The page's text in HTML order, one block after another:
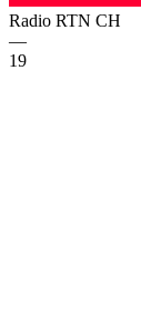
Radio RTN CH
—
19